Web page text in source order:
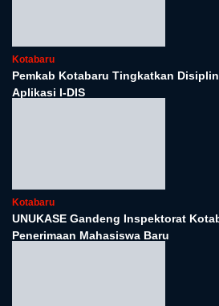
Kotabaru
Pemkab Kotabaru Apresiasi SKPD
Kotabaru
Kotabaru Meriahkan Kirab Obor
Semangat Sportivitas dan Persatuan